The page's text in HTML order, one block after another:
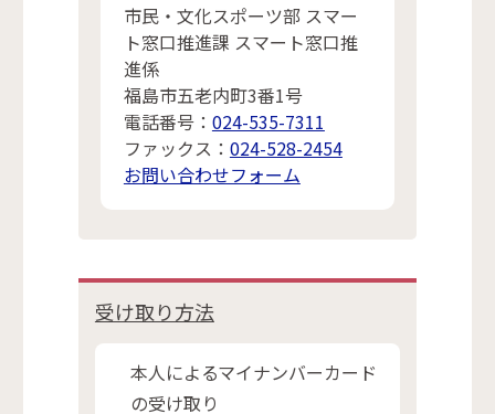
市民・文化スポーツ部 スマー
ト窓口推進課 スマート窓口推
進係
福島市五老内町3番1号
電話番号： 024-535-7311
ファックス： 024-528-2454
お問い合わせフォーム
受け取り方法
本人によるマイナンバーカード
の受け取り